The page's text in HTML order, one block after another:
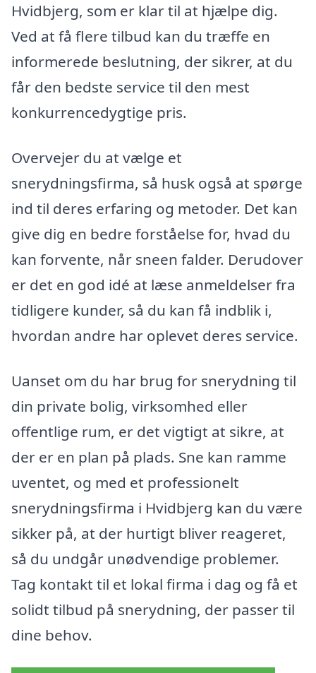
Hvidbjerg, som er klar til at hjælpe dig.
Ved at få flere tilbud kan du træffe en
informerede beslutning, der sikrer, at du
får den bedste service til den mest
konkurrencedygtige pris.
Overvejer du at vælge et
snerydningsfirma, så husk også at spørge
ind til deres erfaring og metoder. Det kan
give dig en bedre forståelse for, hvad du
kan forvente, når sneen falder. Derudover
er det en god idé at læse anmeldelser fra
tidligere kunder, så du kan få indblik i,
hvordan andre har oplevet deres service.
Uanset om du har brug for snerydning til
din private bolig, virksomhed eller
offentlige rum, er det vigtigt at sikre, at
der er en plan på plads. Sne kan ramme
uventet, og med et professionelt
snerydningsfirma i Hvidbjerg kan du være
sikker på, at der hurtigt bliver reageret,
så du undgår unødvendige problemer.
Tag kontakt til et lokal firma i dag og få et
solidt tilbud på snerydning, der passer til
dine behov.